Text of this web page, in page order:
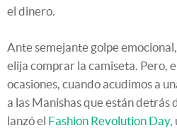
el dinero.
Ante semejante golpe
elija comprar la camiseta. Pero,
ocasiones, cuando acudimos a
a las Manishas que están detrás
lanzó el Fashion Revolution Day,